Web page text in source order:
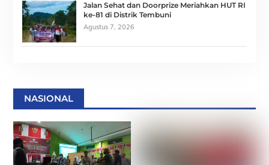
Jalan Sehat dan Doorprize Meriahkan HUT RI
ke-81 di Distrik Tembuni
Agustus 7, 2026
NASIONAL